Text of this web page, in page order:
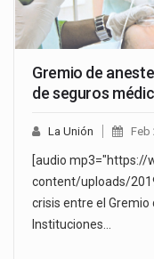
Gremio de
de seguros
La Unión Feb
[audio mp3="https://
content/uploads/
crisis entre el
Instituciones…